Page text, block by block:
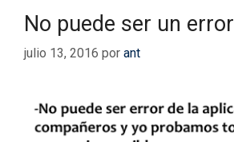
No puede ser un error
julio 13, 2016 por ant